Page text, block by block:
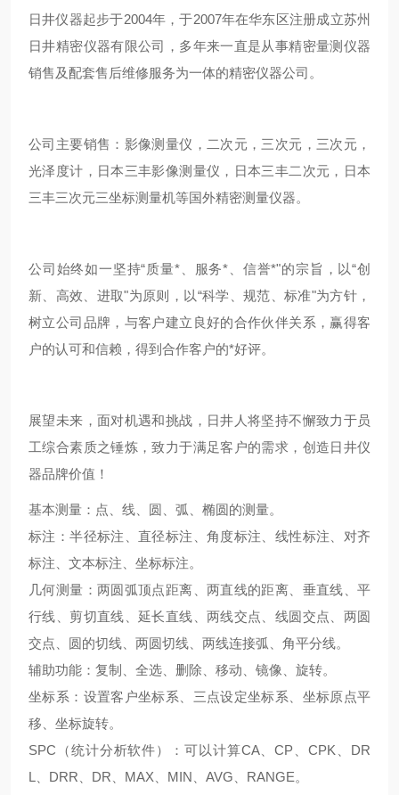
日井仪器起步于2004年，于2007年在华东区注册成立苏州
日井精密仪器有限公司，多年来一直是从事精密量测仪器
销售及配套售后维修服务为一体的精密仪器公司。
公司主要销售：影像测量仪，二次元，三次元，三次元，
光泽度计，日本三丰影像测量仪，日本三丰二次元，日本
三丰三次元三坐标测量机等国外精密测量仪器。
公司始终如一坚持“质量*、服务*、信誉*"的宗旨，以“创
新、高效、进取"为原则，以“科学、规范、标准"为方针，
树立公司品牌，与客户建立良好的合作伙伴关系，赢得客
户的认可和信赖，得到合作客户的*好评。
展望未来，面对机遇和挑战，日井人将坚持不懈致力于员
工综合素质之锤炼，致力于满足客户的需求，创造日井仪
器品牌价值！
基本测量：点、线、圆、弧、椭圆的测量。
标注：半径标注、直径标注、角度标注、线性标注、对齐
标注、文本标注、坐标标注。
几何测量：两圆弧顶点距离、两直线的距离、垂直线、平
行线、剪切直线、延长直线、两线交点、线圆交点、两圆
交点、圆的切线、两圆切线、两线连接弧、角平分线。
辅助功能：复制、全选、删除、移动、镜像、旋转。
坐标系：设置客户坐标系、三点设定坐标系、坐标原点平
移、坐标旋转。
SPC（统计分析软件）：可以计算CA、CP、CPK、DR
L、DRR、DR、MAX、MIN、AVG、RANGE。